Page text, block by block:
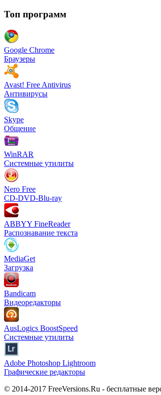
Топ программ
Google Chrome
Браузеры
Avast! Free Antivirus
Антивирусы
Skype
Общение
WinRAR
Системные утилиты
Nero Free
CD-DVD-Blu-ray
ABBYY FineReader
Распознавание текста
MediaGet
Загрузка
Bandicam
Видеоредакторы
AusLogics BoostSpeed
Системные утилиты
Adobe Photoshop Lightroom
Графические редакторы
© 2014-2017 FreeVersions.Ru - бесплатные